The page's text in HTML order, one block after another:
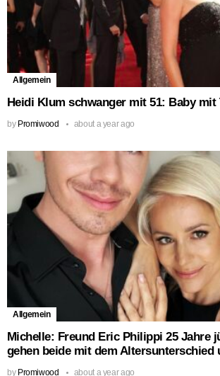
Allgemein
Heidi Klum schwanger mit 51: Baby mit
by Promiwood about a year ago
Allgemein
Michelle: Freund Eric Philippi 25 Jahre
gehen beide mit dem Altersunterschied
by Promiwood about a year ago